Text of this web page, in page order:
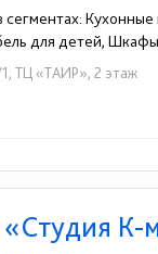
для детей,
1, ТЦ «ТАИР», 2 этаж
К-